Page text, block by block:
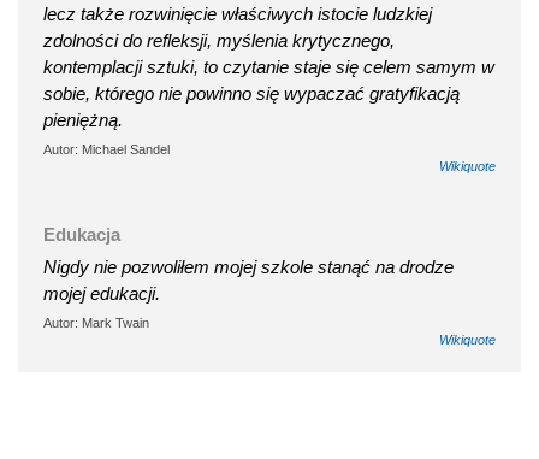
lecz także rozwinięcie właściwych istocie ludzkiej
zdolności do refleksji, myślenia krytycznego,
kontemplacji sztuki, to czytanie staje się celem samym w
sobie, którego nie powinno się wypaczać gratyfikacją
pieniężną.
Autor: Michael Sandel
Wikiquote
Edukacja
Nigdy nie pozwoliłem mojej szkole stanąć na drodze
mojej edukacji.
Autor: Mark Twain
Wikiquote